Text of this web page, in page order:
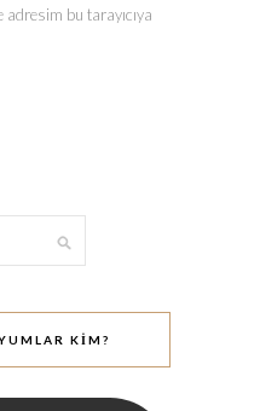
bu tarayıcıya
KİM?